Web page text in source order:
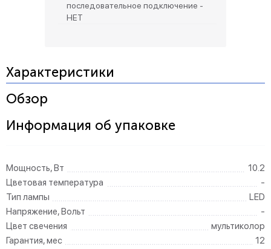
последовательное подключение -
НЕТ
Характеристики
Обзор
Информация об упаковке
Мощность, Вт
10.2
Цветовая температура
-
Тип лампы
LED
Напряжение, Вольт
-
Цвет свечения
мультиколор
Гарантия, мес
12